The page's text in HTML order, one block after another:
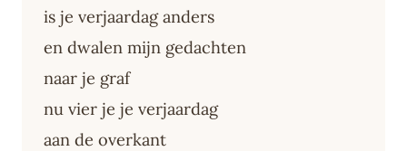
is je verjaardag anders
en dwalen mijn gedachten
naar je graf
nu vier je je verjaardag
aan de overkant